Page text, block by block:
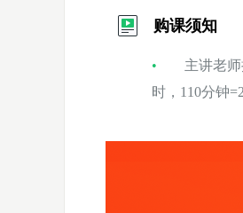
购课须知
主讲老
时，110分钟